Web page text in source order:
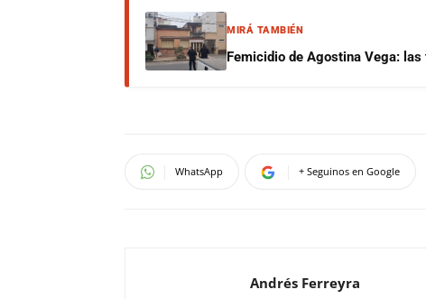
MIRÁ TAMBIÉN
Femicidio de Agostina Vega:
WhatsApp + Seguinos en Google
Andrés Ferreyra